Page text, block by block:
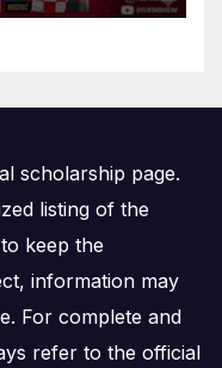
scholarship page.
listing of the
keep the
information may
For complete and
refer to the official